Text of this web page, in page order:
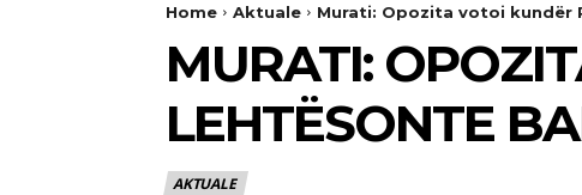
Home Aktuale Murati: Opozita votoi kundër
MURATI:
LEHTËSONTE
AKTUALE